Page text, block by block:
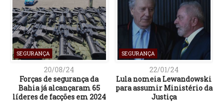
SEGURANÇA
20/08/24
Forças de segurança da
Bahia já alcançaram 65
líderes de facções em 2024
SEGURANÇA
22/01/24
Lula nomeia Lewandowski
para assumir Ministério da
Justiça